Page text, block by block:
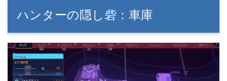
ハンターの隠し砦：車庫